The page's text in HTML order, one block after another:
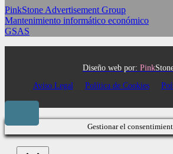
PinkStone Advertisement Group
Mantenimiento informático económico
GSAS
Diseño web por: Pink
Aviso Legal
Política de Cookies
Gestionar el